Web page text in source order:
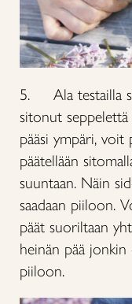
5. Ala testailla
sitonut
pääsi ympäri, voit
päätellään
suuntaan. Näin
saadaan piiloon.
päät suoriltaan
heinän pää
piiloon.